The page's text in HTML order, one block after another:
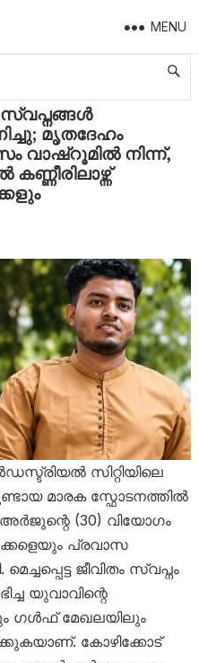
MENU
കണ്ടെത്തിയത് പിറ്റേദിവസം വാഷ്റൂമിൽ നിന്ന്, അർജുന്റെ വിയോഗത്തിൽ കണ്ണീരിലാഴ്ന്ന് കുടുംബവും സുഹൃത്തുക്കളും
സ്വപ്നങ്ങൾ
മൃതദേഹം
വാഷ്റൂമിൽ നിന്ന്,
സിറ്റിയിലെ
മാരക സ്ഫോടനത്തിൽ
അർജുന്റെ (30) വിയോഗം
പ്രവാസ
ജീവിതം സ്വപ്നം
യുവാവിന്റെ
ഗൾഫ് മേഖലയിലും
കോഴിക്കോട്